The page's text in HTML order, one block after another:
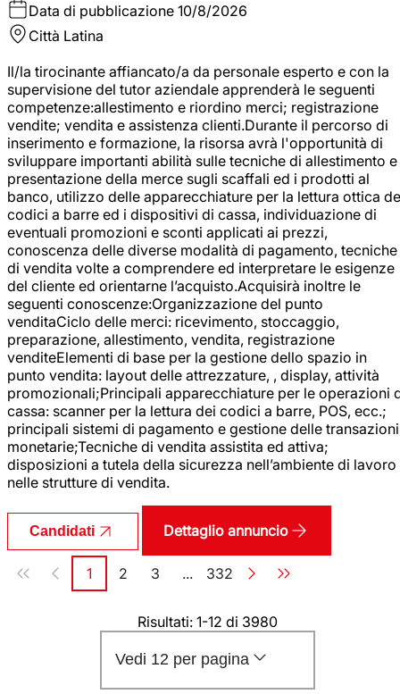
Data di pubblicazione 10/8/2026
Città Latina
Il/la tirocinante affiancato/a da personale esperto e con la
supervisione del tutor aziendale apprenderà le seguenti
competenze:allestimento e riordino merci; registrazione
vendite; vendita e assistenza clienti.Durante il percorso di
inserimento e formazione, la risorsa avrà l'opportunità di
sviluppare importanti abilità sulle tecniche di allestimento e
presentazione della merce sugli scaffali ed i prodotti al
banco, utilizzo delle apparecchiature per la lettura ottica
codici a barre ed i dispositivi di cassa, individuazione di
eventuali promozioni e sconti applicati ai prezzi,
conoscenza delle diverse modalità di pagamento, tecniche
di vendita volte a comprendere ed interpretare le esigenze
del cliente ed orientarne l’acquisto.Acquisirà inoltre le
seguenti conoscenze:Organizzazione del punto
venditaCiclo delle merci: ricevimento, stoccaggio,
preparazione, allestimento, vendita, registrazione
venditeElementi di base per la gestione dello spazio in
punto vendita: layout delle attrezzature, , display, attività
promozionali;Principali apparecchiature per le operazioni
cassa: scanner per la lettura dei codici a barre, POS, ecc.;
principali sistemi di pagamento e gestione delle transazioni
monetarie;Tecniche di vendita assistita ed attiva;
disposizioni a tutela della sicurezza nell’ambiente di lavoro
nelle strutture di vendita.
Candidati Dettaglio annuncio
Paginazione
Pagina
1 Pagina
2 Pagina
3 ... Pagina
332
Risultati: 1-12 di 3980
Vedi 12 per pagina